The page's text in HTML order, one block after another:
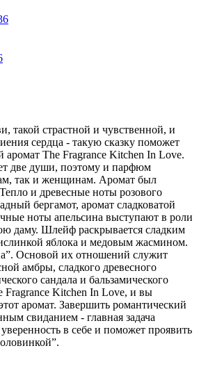
такой страстной и чувственной, и
сердца - такую сказку поможет
аромат The Fragrance Kitchen In Love.
две души, поэтому и парфюм
так и женщинам. Аромат был
и древесные ноты розового
бергамот, аромат сладковатой
ноты апельсина выступают в роли
даму. Шлейф раскрывается сладким
яблока и медовым жасмином.
Основой их отношений служит
амбры, сладкого древесного
сандала и бальзамического
Fragrance Kitchen In Love, и вы
аромат. Завершить романтический
свиданием - главная задача
в себе и поможет проявить